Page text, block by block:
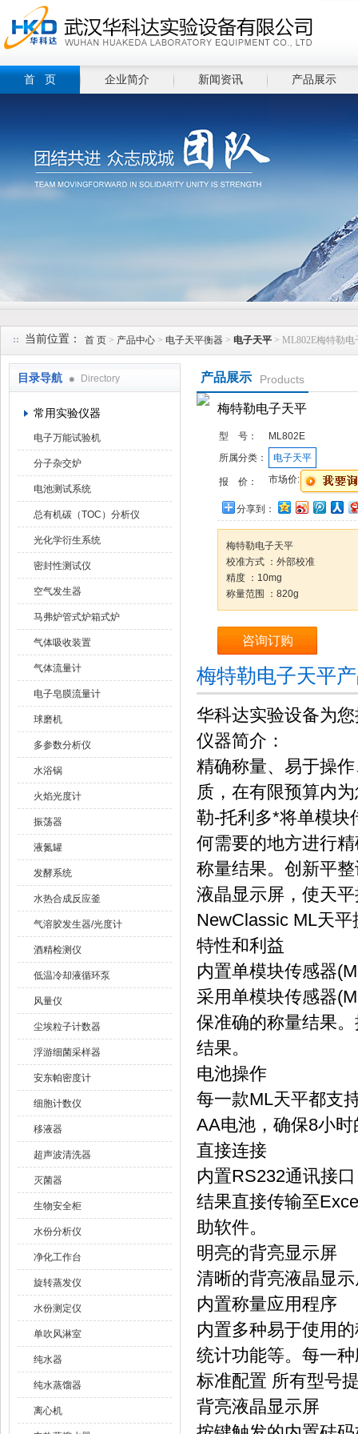
首 页 企业简介 新闻资讯 产品展示
当前位置： 首 页 > 产品中心 > 电子天平衡器 > 电子天平 > ML802E梅特勒电
目录导航 Directory
常用实验仪器
电子万能试验机
分子杂交炉
电池测试系统
总有机碳（TOC）分析仪
光化学衍生系统
密封性测试仪
空气发生器
马弗炉管式炉箱式炉
气体吸收装置
气体流量计
电子皂膜流量计
球磨机
多参数分析仪
水浴锅
火焰光度计
振荡器
液氮罐
发酵系统
水热合成反应釜
气溶胶发生器/光度计
酒精检测仪
低温冷却液循环泵
风量仪
尘埃粒子计数器
浮游细菌采样器
安东帕密度计
细胞计数仪
移液器
超声波清洗器
灭菌器
生物安全柜
水份分析仪
净化工作台
旋转蒸发仪
水份测定仪
单吹风淋室
纯水器
纯水蒸馏器
离心机
产品展示 Products
梅特勒电子天平
型 号：
ML802E
所属分类：
电子天平
报 价： 市场价:
分享到：
梅特勒电子天平
校准方式 ：外部校准
精度 ：10mg
称量范围 ：820g
咨询订购
梅特勒电子天平
华科达实验设备为
仪器简介：
精确称量、易于操
质，在有限预算内
勒-托利多*将单模
何需要的地方进行
称量结果。创新平
液晶显示屏，使天
NewClassic ML天
特性和利益
内置单模块传感器
采用单模块传感器
保准确的称量结果
结果。
电池操作
每一款ML天平都支
AA电池，确保8小
直接连接
内置RS232通讯接
结果直接传输至
助软件。
明亮的背亮显示屏
清晰的背亮液晶显
内置称量应用程序
内置多种易于使用
统计功能等。每一
标准配置 所有型号
背亮液晶显示屏